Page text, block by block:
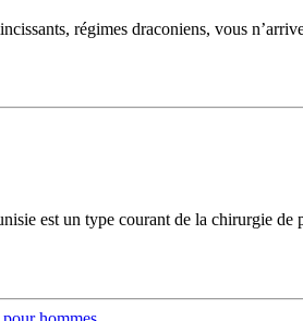
régimes draconiens, vous
est un type courant de la chirurgie